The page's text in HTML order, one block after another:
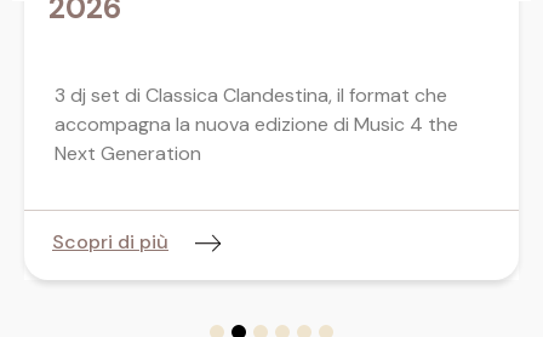
2026
3 dj set di Classica Clandestina, il format che
accompagna la nuova edizione di Music 4 the
Next Generation
Scopri di più